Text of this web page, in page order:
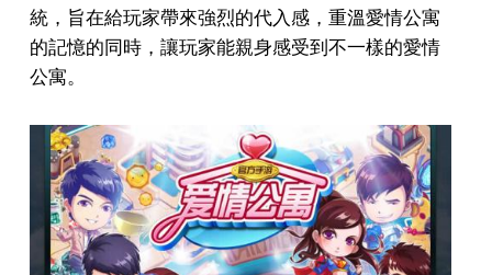
統，旨在給玩家帶來強烈的代入感，重溫愛情公寓
的記憶的同時，讓玩家能親身感受到不一樣的愛情
公寓。